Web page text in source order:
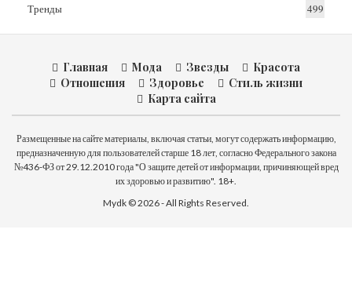
Тренды 499
Главная Мода Звезды
Красота
Отношения
Здоровье
Стиль жизни
Карта сайта
Размещенные на сайте материалы, включая статьи, могут содержать информацию,
предназначенную для пользователей старше 18 лет, согласно Федерального закона
№436-ФЗ от 29.12.2010 года "О защите детей от информации, причиняющей вред
их здоровью и развитию". 18+.
Mydk © 2026 - All Rights Reserved.